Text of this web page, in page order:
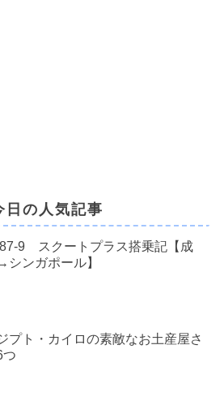
日の人気記事
9 スクートプラス搭乗記【成
シンガポール】
プト・カイロの素敵なお土産屋さ
つ